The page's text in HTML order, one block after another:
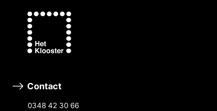
Contact
0348 42 30 66